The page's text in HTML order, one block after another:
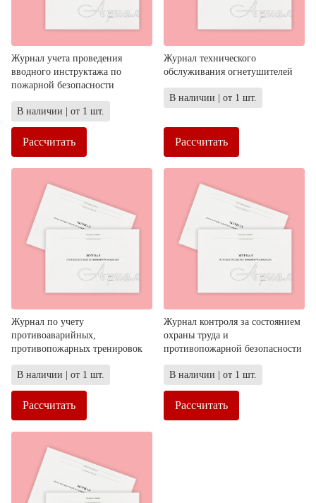
Журнал учета проведения
вводного инструктажа по
пожарной безопасности
В наличии | от 1 шт.
Рассчитать
Журнал технического
обслуживания огнетушителей
В наличии | от 1 шт.
Рассчитать
Журнал по учету
противоаварийных,
противопожарных тренировок
В наличии | от 1 шт.
Рассчитать
Журнал контроля за состоянием
охраны труда и
противопожарной безопасности
В наличии | от 1 шт.
Рассчитать